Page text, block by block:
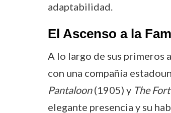
adaptabilidad.
El Ascenso a la
A lo largo de sus primeros
con una compañía
Pantaloon(1905) y The
elegante presencia y su